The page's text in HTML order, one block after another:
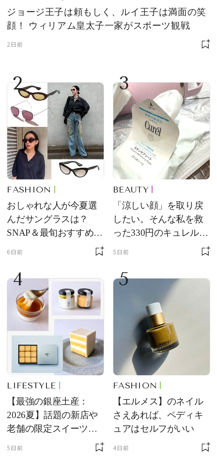
ジョージ王子は頼もしく、ルイ王子は満面の笑
顔！ ウィリアム皇太子一家がスポーツ観戦
2日前
2
FASHION
おしゃれな人が今夏選
んだサングラスは？
SNAP＆最旬おすすめサ
6日前
3
BEAUTY
「涼しい顔」を取り戻
したい。そんな私を救
った330円のキュレル名
5日前
4
LIFESTYLE
【最強の銀座土産：
2026夏】話題の新店や
老舗の限定スイーツを
ゲット【＃SPURおやつ
5日前
5
FASHION
【エルメス】のネイル
さえあれば、ペディキ
ュアはセルフがいい
4日前